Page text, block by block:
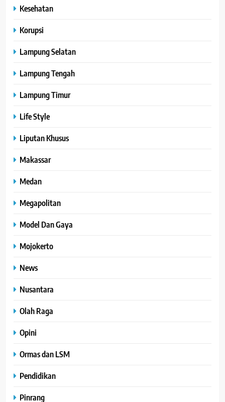
Kesehatan
Korupsi
Lampung Selatan
Lampung Tengah
Lampung Timur
Life Style
Liputan Khusus
Makassar
Medan
Megapolitan
Model Dan Gaya
Mojokerto
News
Nusantara
Olah Raga
Opini
Ormas dan LSM
Pendidikan
Pinrang